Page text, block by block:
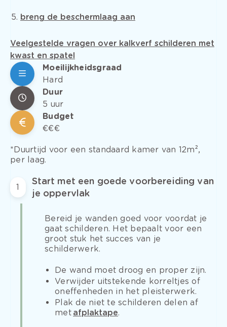
breng de beschermlaag aan
Veelgestelde vragen over kalkverf schilderen met
kwast en spatel
Moeilijkheidsgraad
Hard
Duur
5 uur
Budget
€€€
*Duurtijd voor een standaard kamer van 12m²,
per laag.
1
Start met een goede voorbereiding van
je oppervlak
Bereid je wanden goed voor voordat je
gaat schilderen. Het bepaalt voor een
groot stuk het succes van je
schilderwerk.
De wand moet droog en proper zijn.
Verwijder uitstekende korreltjes of
oneffenheden in het pleisterwerk.
Plak de niet te schilderen delen af
met afplaktape.